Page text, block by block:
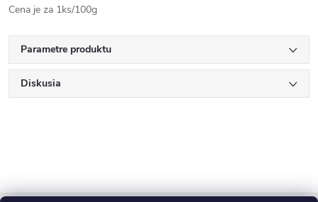
Cena je za 1ks/100g
Parametre produktu
Diskusia